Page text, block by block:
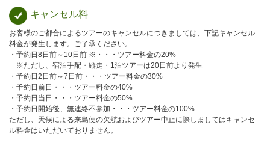
キャンセル料
お客様のご都合によるツアーのキャンセルにつきましては、下記キャンセル
料金が発生します。ご了承ください。
・予約日8日前～10日前 ※・・・ツアー料金の20%
※ただし、宿泊手配・縦走・1泊ツアーは20日前より発生
・予約日2日前～7日前・・・ツアー料金の30%
・予約日前日・・・ツアー料金の40%
・予約日当日・・・ツアー料金の50%
・予約日開始後、無連絡不参加・・・ツアー料金の100%
ただし、天候による来島便の欠航およびツアー中止に際しましてはキャンセ
ル料金はいただいておりません。